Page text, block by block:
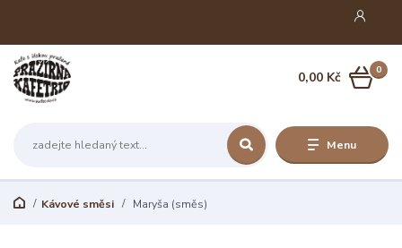
Menu
0
0,00 Kč
Kávové směsi Maryša (směs)